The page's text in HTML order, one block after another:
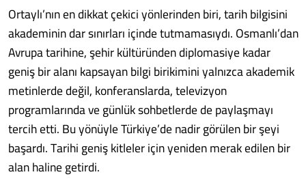
Ortaylı’nın en dikkat çekici yönlerinden biri, tarih bilgisini
akademinin dar sınırları içinde tutmamasıydı. Osmanlı’dan
Avrupa tarihine, şehir kültüründen diplomasiye kadar
geniş bir alanı kapsayan bilgi birikimini yalnızca akademik
metinlerde değil, konferanslarda, televizyon
programlarında ve günlük sohbetlerde de paylaşmayı
tercih etti. Bu yönüyle Türkiye’de nadir görülen bir şeyi
başardı. Tarihi geniş kitleler için yeniden merak edilen bir
alan haline getirdi.